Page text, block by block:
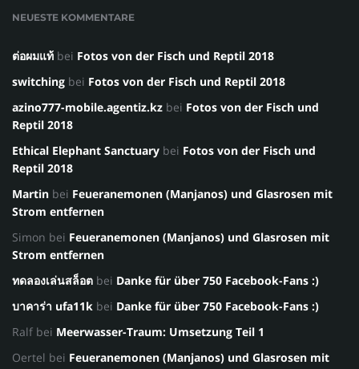
NEUESTE KOMMENTARE
ต่อผมแท้ bei Fotos von der Fisch und Reptil 2018
switching bei Fotos von der Fisch und Reptil 2018
azino777-mobile.agentiz.kz bei Fotos von der Fisch und
Reptil 2018
Ethical Elephant Sanctuary bei Fotos von der Fisch und
Reptil 2018
Martin bei Feueranemonen (Manjanos) und Glasrosen mit
Strom entfernen
Simon bei Feueranemonen (Manjanos) und Glasrosen mit
Strom entfernen
ทดลองเล่นสล็อต bei Danke für über 750 Facebook-Fans :)
บาคาร่า ufa11k bei Danke für über 750 Facebook-Fans :)
Ralf bei Meerwasser-Traum: Umsetzung Teil 1
Oertel bei Feueranemonen (Manjanos) und Glasrosen mit